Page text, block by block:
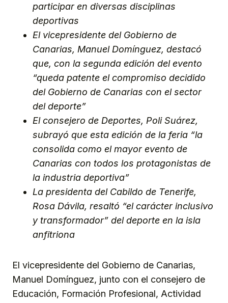
participar en diversas disciplinas
deportivas
El vicepresidente del Gobierno de
Canarias, Manuel Domínguez, destacó
que, con la segunda edición del evento
“queda patente el compromiso decidido
del Gobierno de Canarias con el sector
del deporte”
El consejero de Deportes, Poli Suárez,
subrayó que esta edición de la feria “la
consolida como el mayor evento de
Canarias con todos los protagonistas de
la industria deportiva”
La presidenta del Cabildo de Tenerife,
Rosa Dávila, resaltó “el carácter inclusivo
y transformador” del deporte en la isla
anfitriona
El vicepresidente del Gobierno de Canarias,
Manuel Domínguez, junto con el consejero de
Educación, Formación Profesional, Actividad